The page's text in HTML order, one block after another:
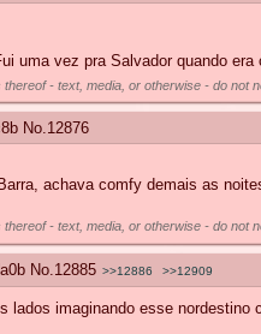
uma vez pra Salvador quando
- text, media, or otherwise - do not
No.12876
achava comfy demais as
- text, media, or otherwise - do not
No. 12885 >>12886 >>12909
lados imaginando esse